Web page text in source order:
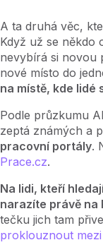
A ta druhá věc,
Když už se někdo
nevybírá si novou
nové místo do
na místě, kde lidé
Podle průzkumu
zeptá známých a
pracovní portály.
Prace.cz.
Na lidi, kteří
narazíte právě na
tečku jich tam
proklouznout